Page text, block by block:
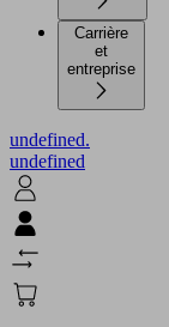
Carrière
et
entreprise
undefined.
undefined